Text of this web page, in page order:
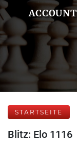
STARTSEITE
Blitz: Elo 1116